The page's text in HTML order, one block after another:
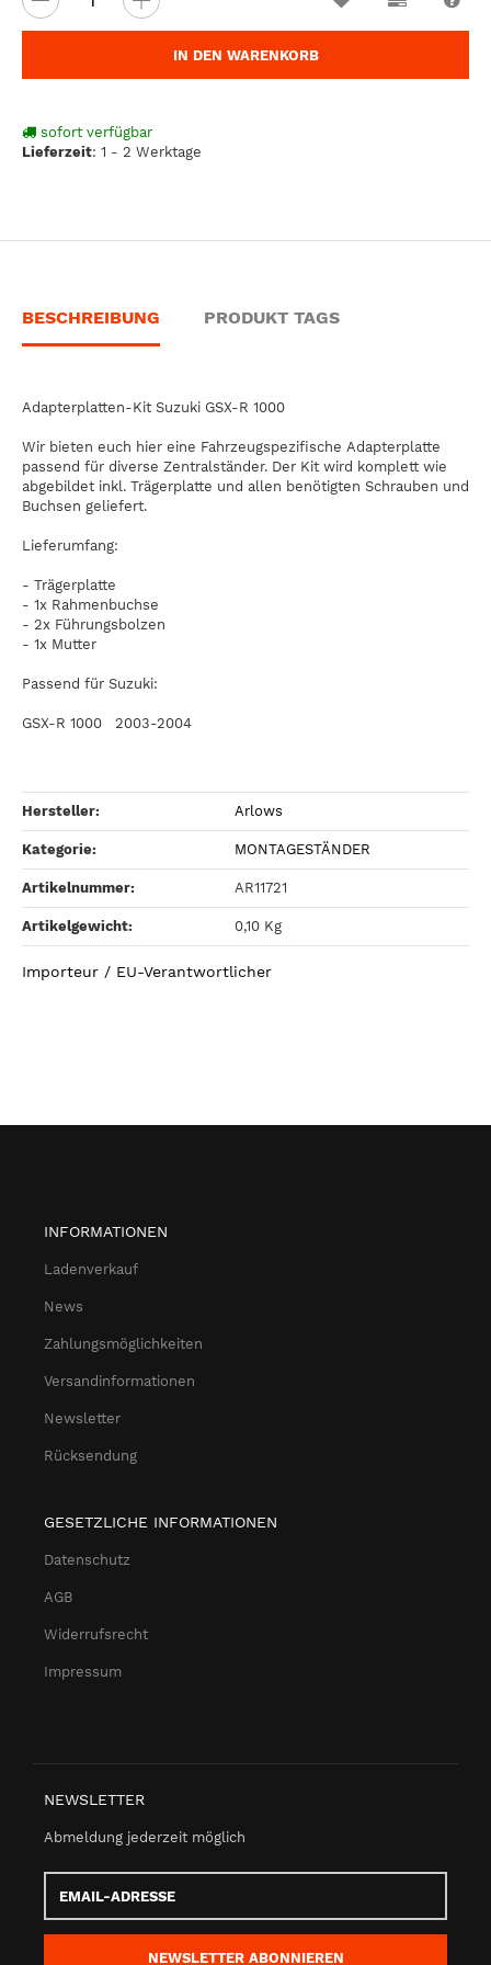
IN DEN WARENKORB
sofort verfügbar
Lieferzeit: 1 - 2 Werktage
BESCHREIBUNG PRODUKT TAGS
Adapterplatten-Kit Suzuki GSX-R 1000
Wir bieten euch hier eine Fahrzeugspezifische Adapterplatte
passend für diverse Zentralständer. Der Kit wird komplett wie
abgebildet inkl. Trägerplatte und allen benötigten Schrauben und
Buchsen geliefert.
Lieferumfang:
- Trägerplatte
- 1x Rahmenbuchse
- 2x Führungsbolzen
- 1x Mutter
Passend für Suzuki:
GSX-R 1000 2003-2004
Hersteller: Arlows
Kategorie: MONTAGESTÄNDER
Artikelnummer: AR11721
Artikelgewicht‍: 0,10 Kg
Importeur / EU-Verantwortlicher
INFORMATIONEN
Ladenverkauf
News
Zahlungsmöglichkeiten
Versandinformationen
Newsletter
Rücksendung
GESETZLICHE INFORMATIONEN
Datenschutz
AGB
Widerrufsrecht
Impressum
NEWSLETTER
Abmeldung jederzeit möglich
Adresse
NEWSLETTER ABONNIEREN